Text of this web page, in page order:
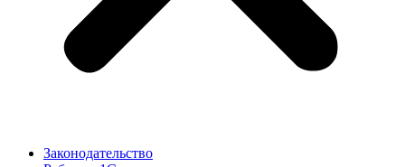
Законодательство